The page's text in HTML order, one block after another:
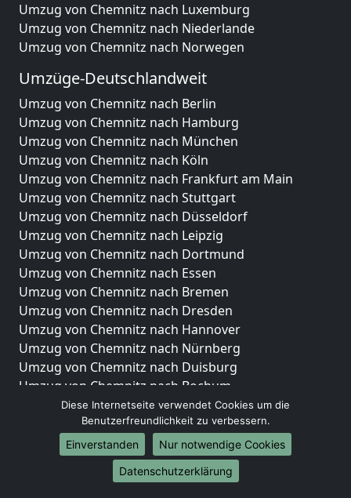
Umzug von Chemnitz nach Luxemburg
Umzug von Chemnitz nach Niederlande
Umzug von Chemnitz nach Norwegen
Umzüge-Deutschlandweit
Umzug von Chemnitz nach Berlin
Umzug von Chemnitz nach Hamburg
Umzug von Chemnitz nach München
Umzug von Chemnitz nach Köln
Umzug von Chemnitz nach Frankfurt am Main
Umzug von Chemnitz nach Stuttgart
Umzug von Chemnitz nach Düsseldorf
Umzug von Chemnitz nach Leipzig
Umzug von Chemnitz nach Dortmund
Umzug von Chemnitz nach Essen
Umzug von Chemnitz nach Bremen
Umzug von Chemnitz nach Dresden
Umzug von Chemnitz nach Hannover
Umzug von Chemnitz nach Nürnberg
Umzug von Chemnitz nach Duisburg
Umzug von Chemnitz nach Bochum
Umzug von Chemnitz nach Wuppertal
Umzug von Chemnitz nach Bielefeld
Umzug von Chemnitz nach Bonn
Umzug von Chemnitz nach Münster
Diese Internetseite verwendet Cookies um die
Benutzerfreundlichkeit zu verbessern.
Einverstanden
Nur notwendige Cookies
Datenschutzerklärung